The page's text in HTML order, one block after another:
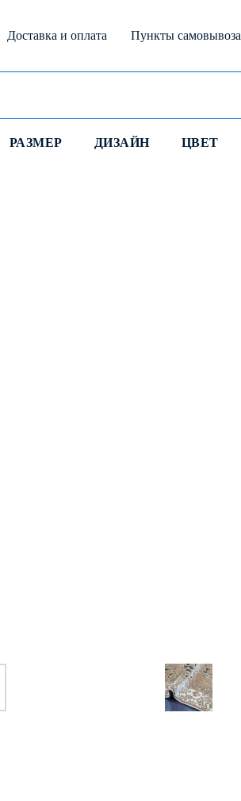
Доставка и оплата Пункты самовывоза
РАЗМЕР ДИЗАЙН ЦВЕТ